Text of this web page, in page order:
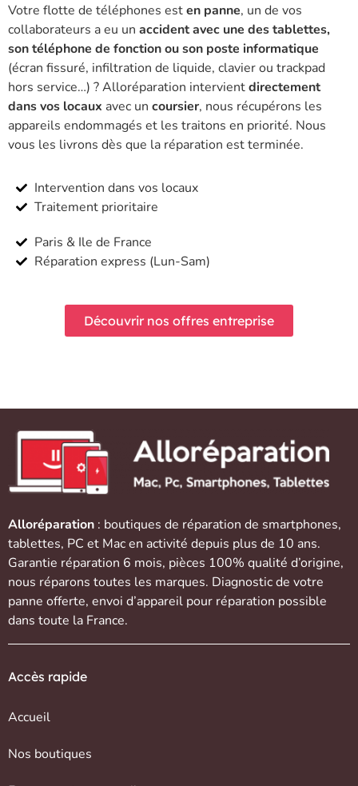
Votre flotte de téléphones esten panne, un de vos
collaborateurs a eu un accident avec une des tablettes,
son téléphone de fonction ou son poste informatique
(écran fissuré, infiltration de liquide, clavier ou trackpad
hors service…) ? Alloréparation intervientdirectement
dans vos locaux avec un coursier, nous récupérons les
appareils endommagés et les traitons en priorité. Nous
vous les livrons dès que la réparation est terminée.
Intervention dans vos locaux
Traitement prioritaire
Paris & Ile de France
Réparation express (Lun-Sam)
Découvrir nos offres entreprise
Alloréparation : boutiques de réparation de smartphones,
tablettes, PC et Macen activité depuis plus de 10 ans.
Garantie réparation 6 mois, pièces 100% qualité d’origine,
nous réparons toutes les marques. Diagnostic de votre
panne offerte, envoi d’appareil pour réparation possible
dans toute la France.
Accès rapide
Accueil
Nos boutiques